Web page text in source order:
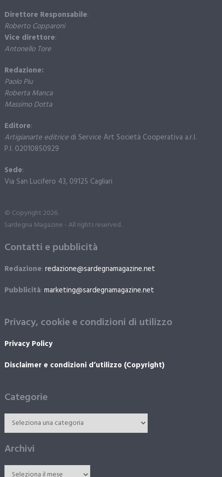
Direttore Responsabile:
Roberto Copparoni
Vice direttore:
Antonello Tore
Redazione:
Paolo Piu
Roberta Manca
Massimo Dotta
Editore:
Artigianarte editricedi Service Art Società Cooperativa a.r.l.
P.I. 02010850929
Sede:
Via San Lucifero 43, 09125 Cagliari
© Copyright 2026.
Sardegna Magazine - All rights reserved.
Contatti e pubblicità
Redazione: redazione@sardegnamagazine.net
Pubblicità: marketing@sardegnamagazine.net
Privacy, cookie e condizioni di utilizzo
Privacy Policy
Disclaimer e condizioni d’utilizzo (Copyright)
Categorie
Archivi